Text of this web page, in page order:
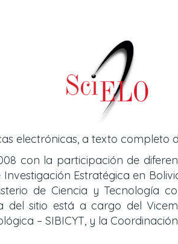
electrónicas, a texto
con la participación de
Estratégica en
de Ciencia y Tecnología
del sitio está a cargo del
– SIBICYT, y la